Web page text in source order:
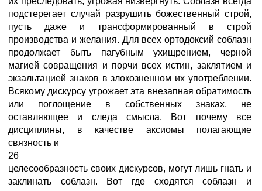
подстерегает случай разрушить божественный строй,
пусть даже и трансформированный в строй
производства и желания. Для всех ортодоксий соблазн
продолжает быть пагубным ухищрением, черной
магией совращения и порчи всех истин, заклятием и
экзальтацией знаков в злокозненном их употреблении.
Всякому дискурсу угрожает эта внезапная обратимость
или поглощение в собственных знаках, не
оставляющее и следа смысла. Вот почему все
дисциплины, в качестве аксиомы полагающие
связность и
26
целесообразность своих дискурсов, могут лишь гнать и
заклинать соблазн. Вот где сходятся соблазн и